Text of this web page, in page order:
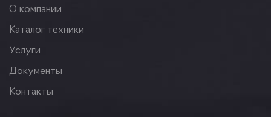
О компании
Каталог техники
Услуги
Документы
Контакты